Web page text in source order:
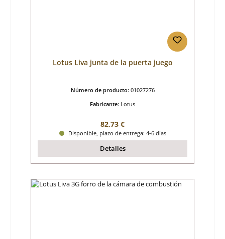
Lotus Liva junta de la puerta juego
Número de producto: 01027276
Fabricante: Lotus
Precio normal:
82,73 €
Disponible, plazo de entrega: 4-6 días
Detalles